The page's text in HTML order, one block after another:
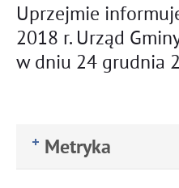
Uprzejmie
2018 r. Urząd
w dniu 24 grudnia
Metryka